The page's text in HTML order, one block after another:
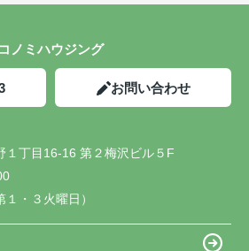
コノミハウジング
お問い合わせ
１丁目16-16 第２梅沢ビル５F
・３火曜日）